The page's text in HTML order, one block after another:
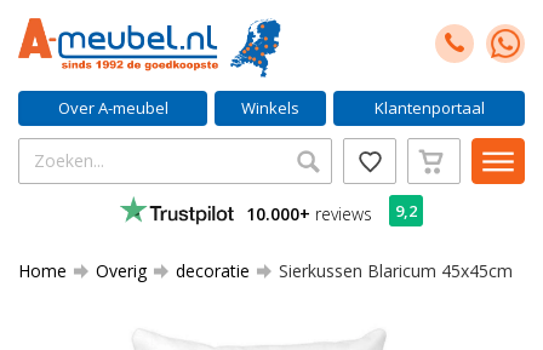
Over A-meubel Winkels Klantenportaal
10.000+ reviews 9,2
Home Overig decoratie Sierkussen Blaricum 45x45cm